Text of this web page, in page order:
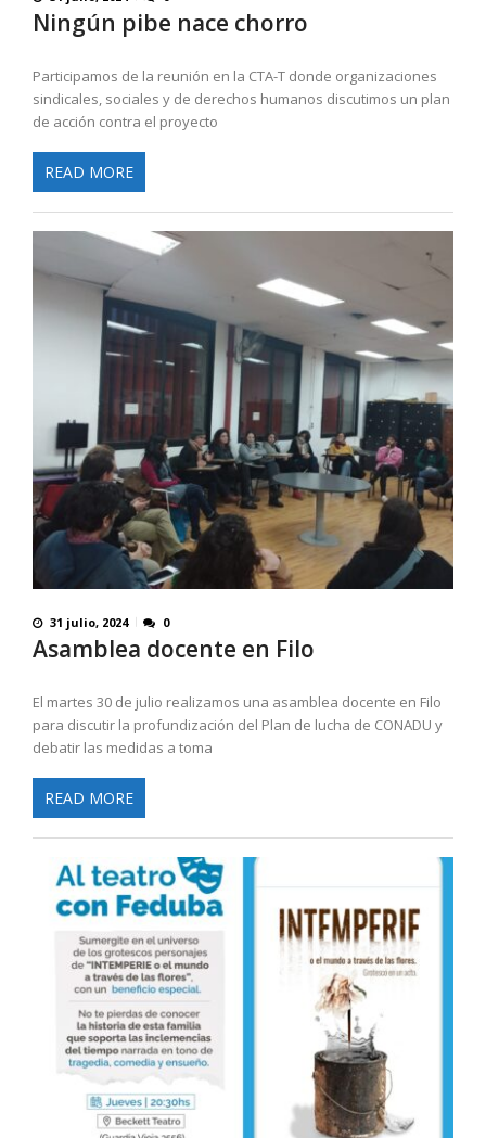
Ningún pibe nace chorro
Participamos de la reunión en la CTA-T donde organizaciones
sindicales, sociales y de derechos humanos discutimos un plan
de acción contra el proyecto
READ MORE
31 julio, 2024 0
Asamblea docente en Filo
El martes 30 de julio realizamos una asamblea docente en Filo
para discutir la profundización del Plan de lucha de CONADU y
debatir las medidas a toma
READ MORE